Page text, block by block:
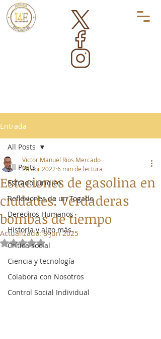
Entrada
All Posts
Estrado Jurídico
Reflexiones de un Togado
Derechos Humanos
Historia y algo más.
Crítica social
Ciencia y tecnología
Colabora con Nosotros
Control Social Individual
All Posts
Estaciones de gasolina en
ciudades: Verdaderas
bombas de tiempo
Victor Manuel Rios Mercado
28 abr 2022 6 min de lectura
Actualizado:8 jun 2025
Obtuvo NaN de 5 estrellas.